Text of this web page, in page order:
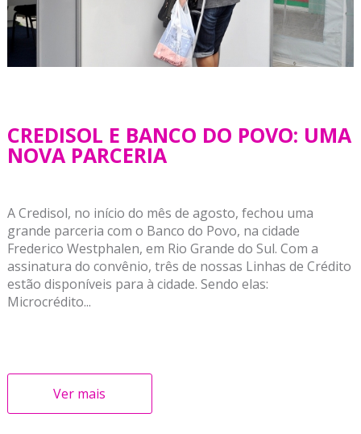
CREDISOL E BANCO DO POVO: UMA
NOVA PARCERIA
A Credisol, no início do mês de agosto, fechou uma
grande parceria com o Banco do Povo, na cidade
Frederico Westphalen, em Rio Grande do Sul. Com a
assinatura do convênio, três de nossas Linhas de Crédito
estão disponíveis para à cidade. Sendo elas:
Microcrédito...
Ver mais